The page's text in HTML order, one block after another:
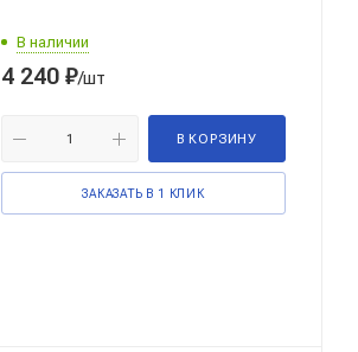
В наличии
4 240 ₽/шт
В КОРЗИНУ
ЗАКАЗАТЬ В 1 КЛИК